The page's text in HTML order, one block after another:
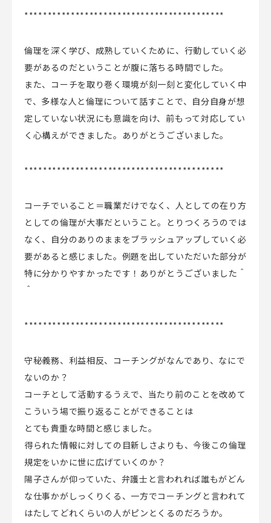
*******************************************
倫理を深く学び、成熟していくために、行動していく必
要があるのだということが腹に落ちる時間でした。
また、コーチを取り巻く環境が刻一刻と変化していく中
で、多様な人と倫理について話すことで、自分自身が想
定していない状況にも意識を向け、前もって対応してい
く心構えができました。ありがとうございました。
*******************************************
コーチでいること＝職業だけでなく、人としての在り方
としての倫理が大事だということ。とりつくろうのでは
なく、自分のありのままをブラッシュアップしていく必
要があると感じました。例題を出していただいた部分が
特に分かりやすかったです！ありがとうございました＾
＾
*******************************************
守秘義務、利益相反、コーチングがなんであり、なにで
ないのか？
コーチとして活動するうえで、当たり前のことを改めて
こういう場で振り返ることができることは
とても貴重な時間と感じました。
得られた情報に対しての目新しさよりも、今後この倫理
規定をいかに世に広げていくのか？
陽子さんが仰っていた、弁護士と言われれば誰もがどん
な仕事かがしっくりくる、一方でコーチングと言われて
はたしてどれくらいの人がピンとくるのだろうか。